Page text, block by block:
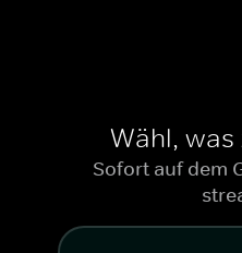
Wähl,
Sofort auf dem